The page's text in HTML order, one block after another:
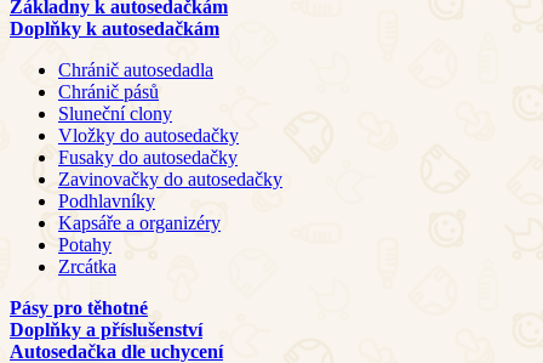
Základny k autosedačkám
Doplňky k autosedačkám
Chránič autosedadla
Chránič pásů
Sluneční clony
Vložky do autosedačky
Fusaky do autosedačky
Zavinovačky do autosedačky
Podhlavníky
Kapsáře a organizéry
Potahy
Zrcátka
Pásy pro těhotné
Doplňky a příslušenství
Autosedačka dle uchycení